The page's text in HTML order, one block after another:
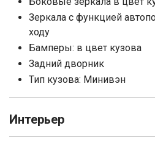
Зеркала с функцией
ходу
Бамперы: в цвет кузова
Задний дворник
Тип кузова: Минивэн
Интерьер